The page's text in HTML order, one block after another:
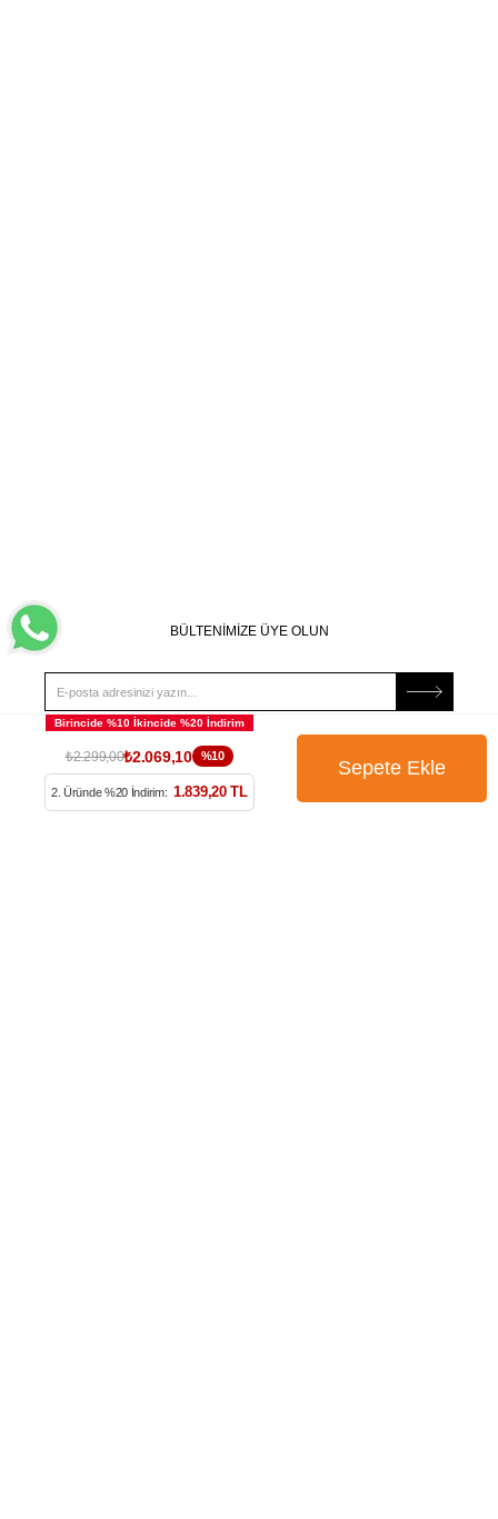
₺2.299,00₺2.069,10 %10
2. Üründe %20 İndirim: 1.839,20 TL
BÜLTENİMİZE ÜYE OLUN
Kampanya, ürün ve yeniliklerden haberdar edilmek için
tarafıma e-posta gönderilmesini onaylıyorum. Onay vermeniz
halinde işlenecek olan kişisel verilerinize yönelikAydınlatma
Metni’ni okumak içintıklayınız